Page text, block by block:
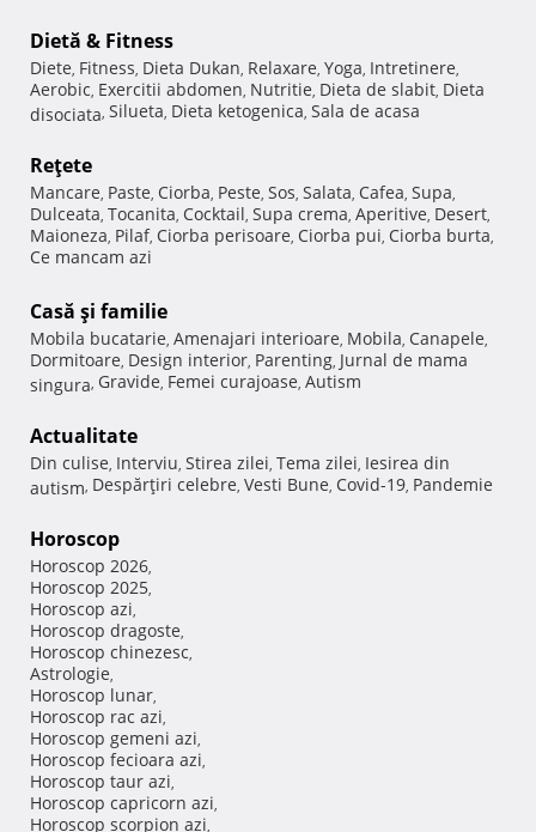
Dietă & Fitness
Diete, Fitness, Dieta Dukan, Relaxare, Yoga, Intretinere,
Aerobic, Exercitii abdomen, Nutritie, Dieta de slabit, Dieta
disociata, Silueta, Dieta ketogenica, Sala de acasa
Reţete
Mancare, Paste, Ciorba, Peste, Sos, Salata, Cafea, Supa,
Dulceata, Tocanita, Cocktail, Supa crema, Aperitive, Desert,
Maioneza, Pilaf, Ciorba perisoare, Ciorba pui, Ciorba burta,
Ce mancam azi
Casă şi familie
Mobila bucatarie, Amenajari interioare, Mobila, Canapele,
Dormitoare, Design interior, Parenting, Jurnal de mama
singura, Gravide, Femei curajoase, Autism
Actualitate
Din culise, Interviu, Stirea zilei, Tema zilei, Iesirea din
autism, Despărţiri celebre, Vesti Bune, Covid-19, Pandemie
Horoscop
Horoscop 2026,
Horoscop 2025,
Horoscop azi,
Horoscop dragoste,
Horoscop chinezesc,
Astrologie,
Horoscop lunar,
Horoscop rac azi,
Horoscop gemeni azi,
Horoscop fecioara azi,
Horoscop taur azi,
Horoscop capricorn azi,
Horoscop scorpion azi,